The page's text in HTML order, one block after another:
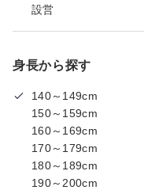
設営
身長から探す
140～149cm
150～159cm
160～169cm
170～179cm
180～189cm
190～200cm